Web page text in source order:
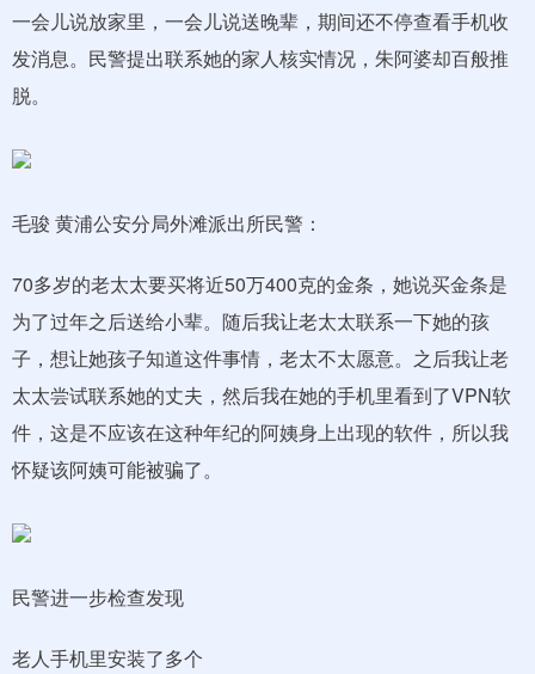
一会儿说放家里，一会儿说送晚辈，期间还不停查看手机收
发消息。民警提出联系她的家人核实情况，朱阿婆却百般推
脱。
毛骏 黄浦公安分局外滩派出所民警：
70多岁的老太太要买将近50万400克的金条，她说买金条是
为了过年之后送给小辈。随后我让老太太联系一下她的孩
子，想让她孩子知道这件事情，老太不太愿意。之后我让老
太太尝试联系她的丈夫，然后我在她的手机里看到了VPN软
件，这是不应该在这种年纪的阿姨身上出现的软件，所以我
怀疑该阿姨可能被骗了。
民警进一步检查发现
老人手机里安装了多个